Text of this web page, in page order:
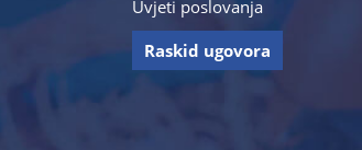
Uvjeti poslovanja
Raskid ugovora